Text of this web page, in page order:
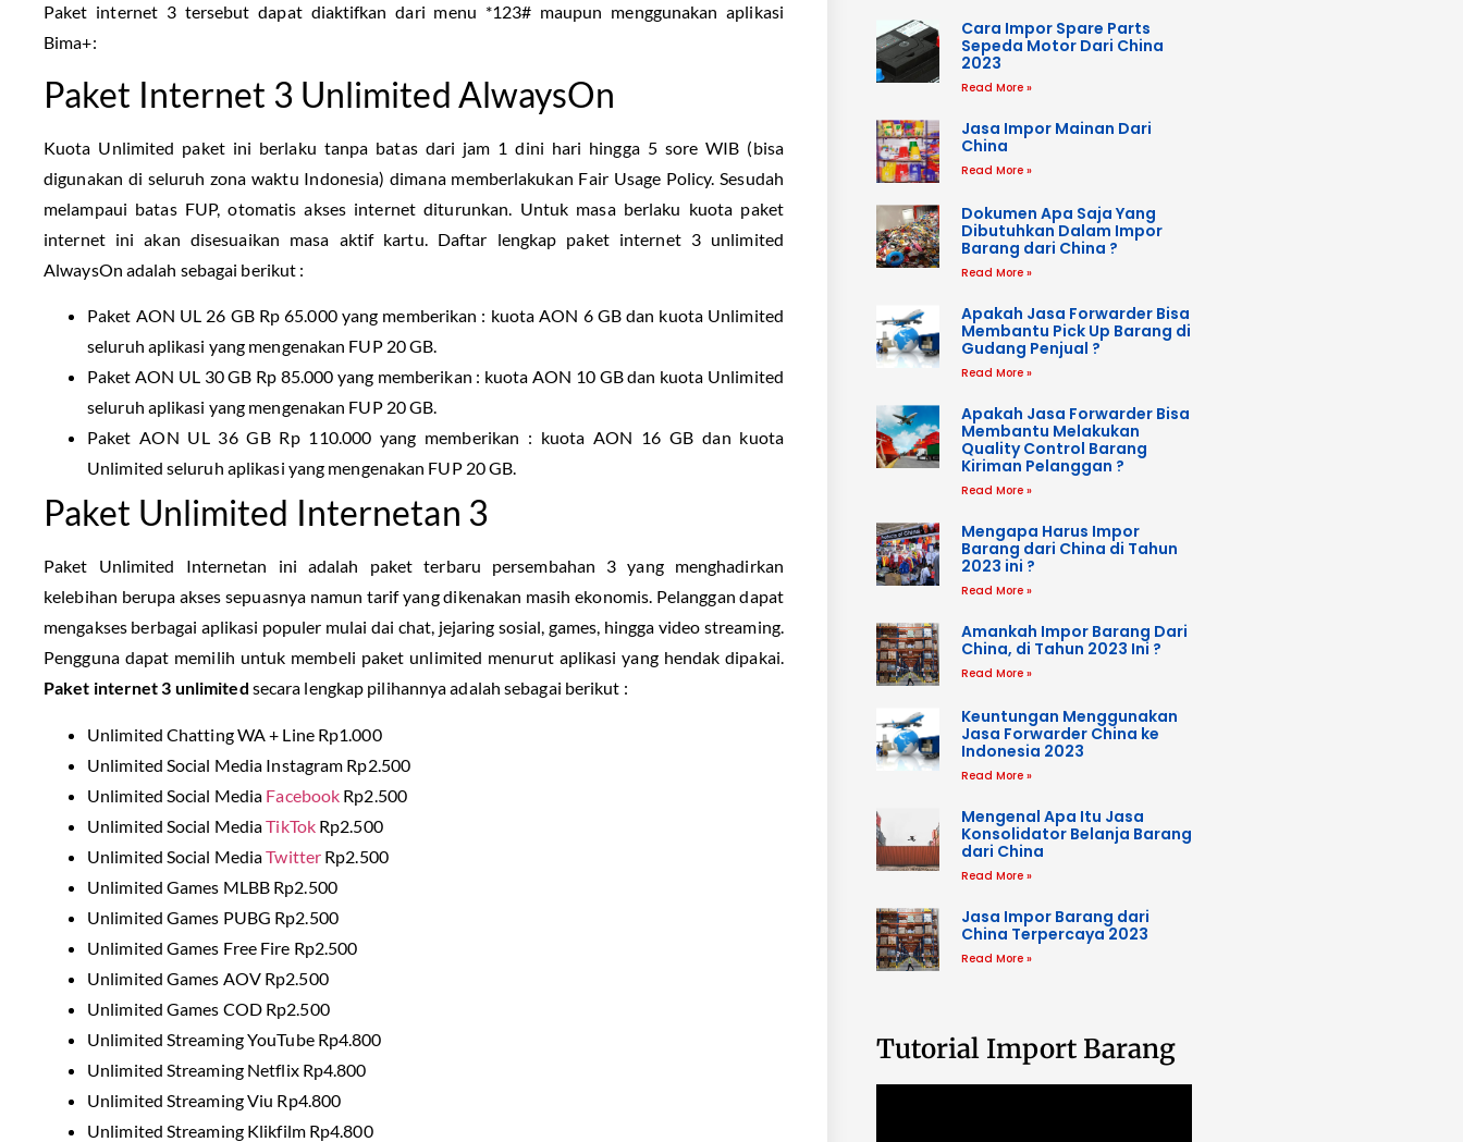
Paket internet 3 tersebut dapat diaktifkan dari menu *123# maupun menggunakan aplikasi
Bima+:
Paket Internet 3 Unlimited AlwaysOn
Kuota Unlimited paket ini berlaku tanpa batas dari jam 1 dini hari hingga 5 sore WIB (bisa
digunakan di seluruh zona waktu Indonesia) dimana memberlakukan Fair Usage Policy. Sesudah
melampaui batas FUP, otomatis akses internet diturunkan. Untuk masa berlaku kuota paket
internet ini akan disesuaikan masa aktif kartu. Daftar lengkap paket internet 3 unlimited
AlwaysOn adalah sebagai berikut :
Paket AON UL 26 GB Rp 65.000 yang memberikan : kuota AON 6 GB dan kuota Unlimited
seluruh aplikasi yang mengenakan FUP 20 GB.
Paket AON UL 30 GB Rp 85.000 yang memberikan : kuota AON 10 GB dan kuota Unlimited
seluruh aplikasi yang mengenakan FUP 20 GB.
Paket AON UL 36 GB Rp 110.000 yang memberikan : kuota AON 16 GB dan kuota
Unlimited seluruh aplikasi yang mengenakan FUP 20 GB.
Paket Unlimited Internetan 3
Paket Unlimited Internetan ini adalah paket terbaru persembahan 3 yang menghadirkan
kelebihan berupa akses sepuasnya namun tarif yang dikenakan masih ekonomis. Pelanggan dapat
mengakses berbagai aplikasi populer mulai dai chat, jejaring sosial, games, hingga video streaming.
Pengguna dapat memilih untuk membeli paket unlimited menurut aplikasi yang hendak dipakai.
Paket internet 3 unlimited secara lengkap pilihannya adalah sebagai berikut :
Unlimited Chatting WA + Line Rp1.000
Unlimited Social Media Instagram Rp2.500
Unlimited Social Media Facebook Rp2.500
Unlimited Social MediaTikTokRp2.500
Unlimited Social MediaTwitter Rp2.500
Unlimited Games MLBB Rp2.500
Unlimited Games PUBG Rp2.500
Unlimited Games Free Fire Rp2.500
Unlimited Games AOV Rp2.500
Unlimited Games COD Rp2.500
Unlimited Streaming YouTube Rp4.800
Unlimited Streaming Netflix Rp4.800
Unlimited Streaming Viu Rp4.800
Unlimited Streaming Klikfilm Rp4.800
Cara Impor Spare Parts
Sepeda Motor Dari China
2023
Read More »
Jasa Impor Mainan Dari
China
Read More »
Dokumen Apa Saja Yang
Dibutuhkan Dalam Impor
Barang dari China ?
Read More »
Apakah Jasa Forwarder Bisa
Membantu Pick Up Barang di
Gudang Penjual ?
Read More »
Apakah Jasa Forwarder Bisa
Membantu Melakukan
Quality Control Barang
Kiriman Pelanggan ?
Read More »
Mengapa Harus Impor
Barang dari China di Tahun
2023 ini ?
Read More »
Amankah Impor Barang Dari
China, di Tahun 2023 Ini ?
Read More »
Keuntungan Menggunakan
Jasa Forwarder China ke
Indonesia 2023
Read More »
Mengenal Apa Itu Jasa
Konsolidator Belanja Barang
dari China
Read More »
Jasa Impor Barang dari
China Terpercaya 2023
Read More »
Tutorial Import Barang